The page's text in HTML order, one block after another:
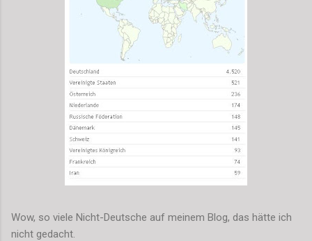
Wow, so viele Nicht-Deutsche auf meinem Blog, das hätte ich
nicht gedacht.